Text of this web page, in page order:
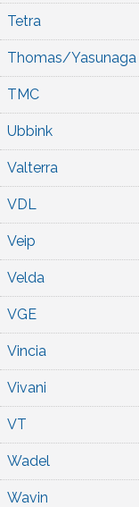
Tetra
Thomas/Yasunaga
TMC
Ubbink
Valterra
VDL
Veip
Velda
VGE
Vincia
Vivani
VT
Wadel
Wavin